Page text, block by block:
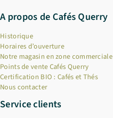
A propos de Cafés Querry
Historique
Horaires d’ouverture
Notre magasin en zone commerciale
Points de vente Cafés Querry
Certification BIO : Cafés et Thés
Nous contacter
Service clients